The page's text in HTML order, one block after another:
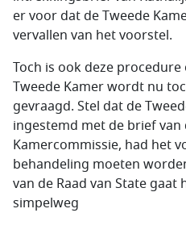
er voor dat de Tweede
vervallen van het voorstel.
Toch is ook deze
Tweede Kamer wordt nu
gevraagd. Stel dat de
ingestemd met de brief van
Kamercommissie, had het
behandeling moeten
van de Raad van State
simpelweg